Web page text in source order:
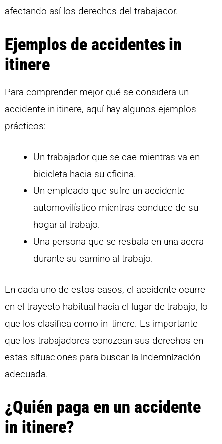
afectando así los derechos del trabajador.
Ejemplos de accidentes in
itinere
Para comprender mejor qué se considera un
accidente in itinere, aquí hay algunos ejemplos
prácticos:
Un trabajador que se cae mientras va en
bicicleta hacia su oficina.
Un empleado que sufre un accidente
automovilístico mientras conduce de su
hogar al trabajo.
Una persona que se resbala en una acera
durante su camino al trabajo.
En cada uno de estos casos, el accidente ocurre
en el trayecto habitual hacia el lugar de trabajo, lo
que los clasifica como in itinere. Es importante
que los trabajadores conozcan sus derechos en
estas situaciones para buscar la indemnización
adecuada.
¿Quién paga en un accidente
in itinere?